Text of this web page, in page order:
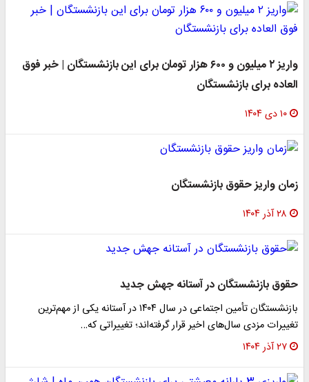
واریز ۲ میلیون و ۶۰۰ هزار تومان برای این بازنشستگان | خبر فوق
العاده برای بازنشستگان
۱۰ دی ۱۴۰۴
زمان واریز حقوق بازنشستگان
۲۸ آذر ۱۴۰۴
حقوق بازنشستگان در آستانه جهش جدید
بازنشستگان تأمین اجتماعی در سال ۱۴۰۴ در آستانه یکی از مهم‌ترین
تغییرات مزدی سال‌های اخیر قرار گرفته‌اند؛ تغییراتی که…
۲۷ آذر ۱۴۰۴